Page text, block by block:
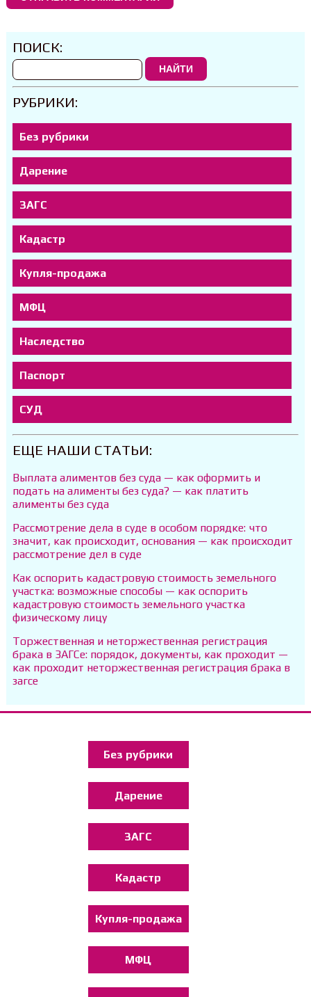
ПОИСК:
НАЙТИ
РУБРИКИ:
Без рубрики
Дарение
ЗАГС
Кадастр
Купля-продажа
МФЦ
Наследство
Паспорт
СУД
ЕЩЕ НАШИ СТАТЬИ:
Выплата алиментов без суда — как оформить и
подать на алименты без суда? — как платить
алименты без суда
Рассмотрение дела в суде в особом порядке: что
значит, как происходит, основания — как происходит
рассмотрение дел в суде
Как оспорить кадастровую стоимость земельного
участка: возможные способы — как оспорить
кадастровую стоимость земельного участка
физическому лицу
Торжественная и неторжественная регистрация
брака в ЗАГСе: порядок, документы, как проходит —
как проходит неторжественная регистрация брака в
загсе
Без рубрики
Дарение
ЗАГС
Кадастр
Купля-продажа
МФЦ